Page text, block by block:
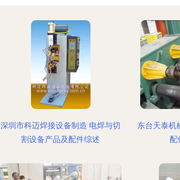
深圳市科迈焊接设备制造 电焊与切
割设备产品及配件综述
东台天泰机
配